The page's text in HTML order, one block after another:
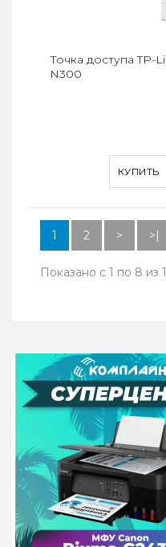
КУПИТЬ
Точка доступа TP-
N300
1 2 > >|
Показано с 1 по 8 из